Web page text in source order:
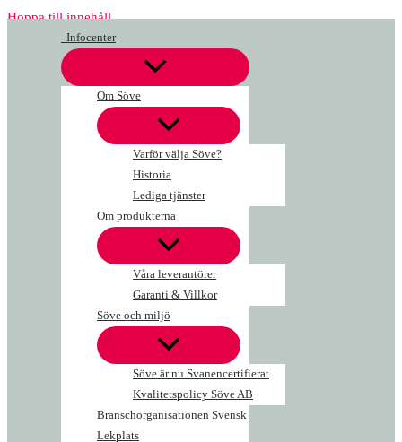
Hoppa till innehåll
Infocenter
Om Söve
Varför välja Söve?
Historia
Lediga tjänster
Om produkterna
Våra leverantörer
Garanti & Villkor
Söve och miljö
Söve är nu Svanencertifierat
Kvalitetspolicy Söve AB
Branschorganisationen Svensk
Lekplats